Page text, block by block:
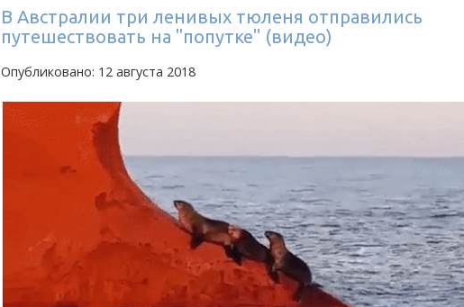
В Австралии три ленивых тюленя отправились
путешествовать на "попутке" (видео)
Опубликовано: 12 августа 2018